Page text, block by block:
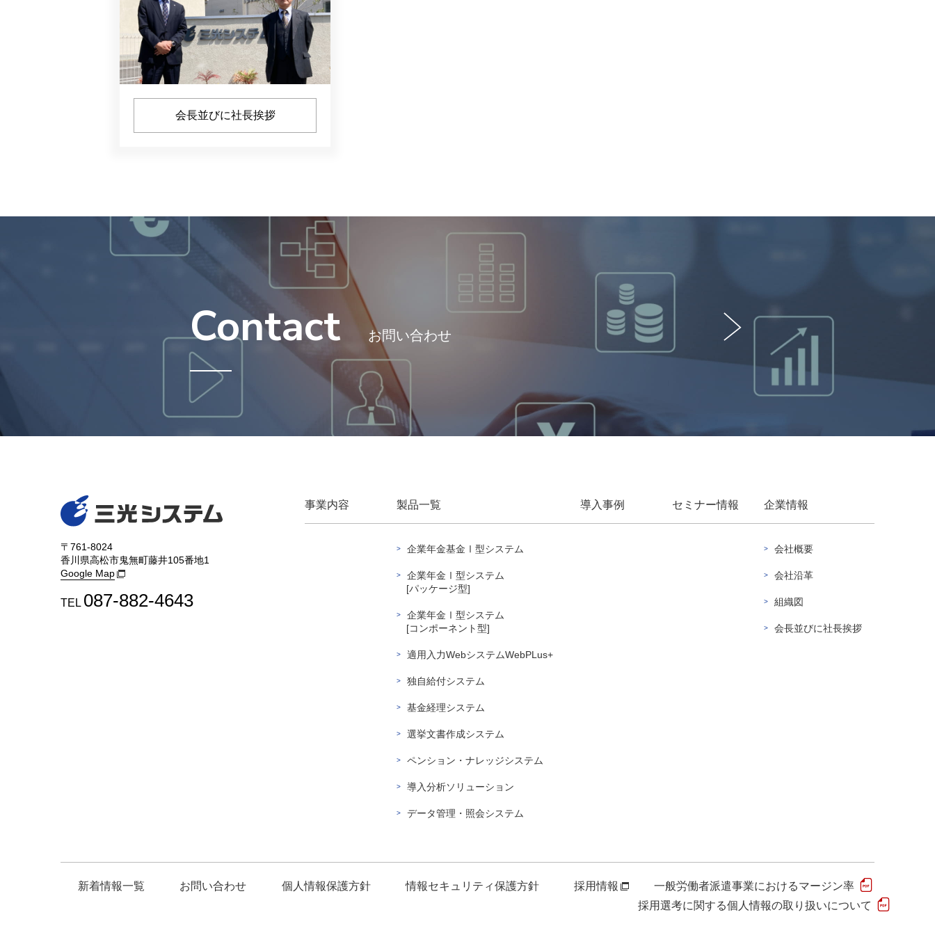
会長並びに社長挨拶
Contact お問い合わせ
〒761-8024
香川県高松市鬼無町藤井105番地1
Google Map
TEL 087-882-4643
事業内容 製品一覧
企業年金基金Ⅰ型システム
企業年金Ⅰ型システム
[パッケージ型]
企業年金Ⅰ型システム
[コンポーネント型]
適用入力WebシステムWebPLus+
独自給付システム
基金経理システム
選挙文書作成システム
ペンション・ナレッジシステム
導入分析ソリューション
データ管理・照会システム
導入事例 セミナー情報 企業情報
会社概要
会社沿革
組織図
会長並びに社長挨拶
新着情報一覧 お問い合わせ 個人情報保護方針 情報セキュリティ保護方針 採用情報
一般労働者派遣事業におけるマージン率
採用選考に関する個人情報の取り扱いについて